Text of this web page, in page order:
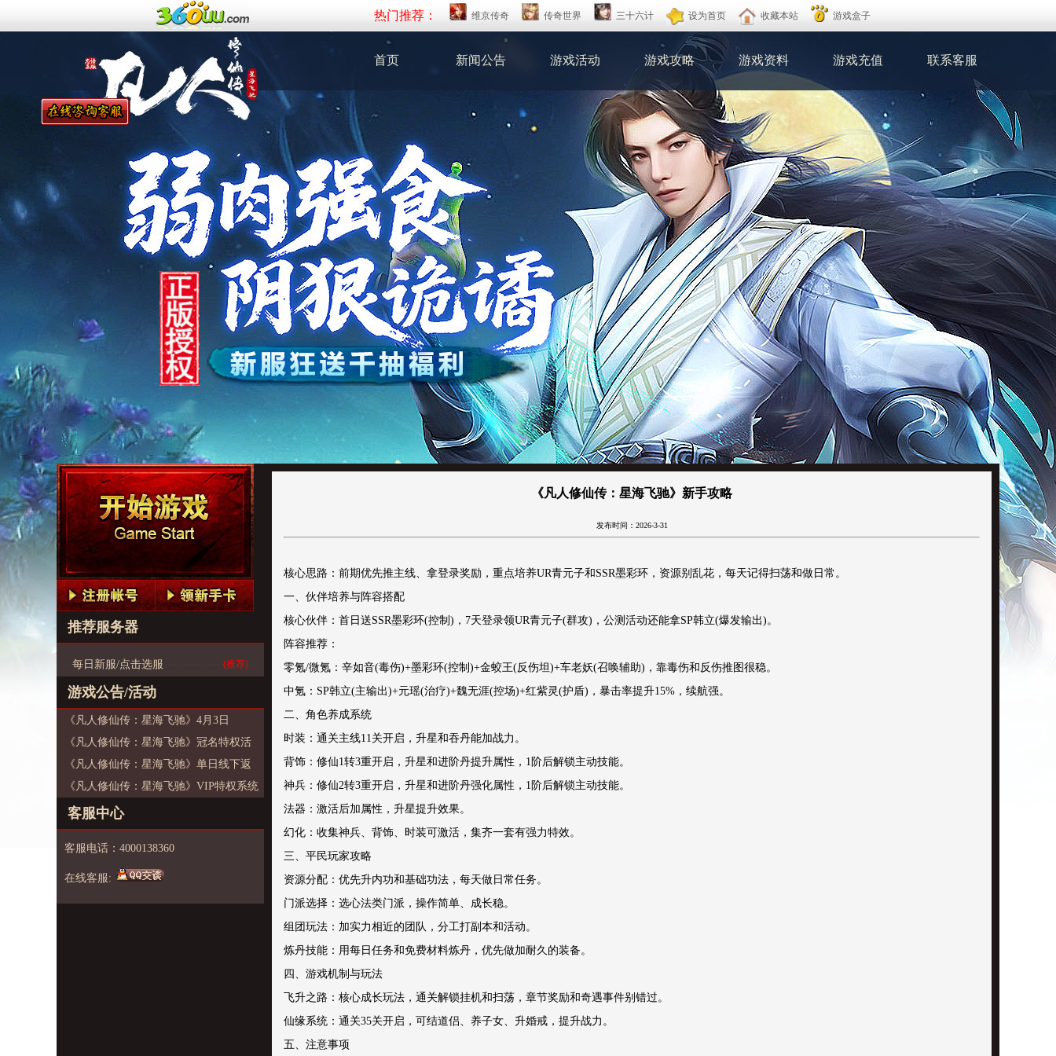
热门推荐： 维京传奇 传奇世界 三十六计 设为首页 收藏本站 游戏盒子
首页 新闻公告 游戏活动 游戏攻略 游戏资料 游戏充值 联系客服
推荐服务器
每日新服/点击选服 (推荐)
游戏公告/活动
《凡人修仙传：星海飞驰》4月3日
10:00:00首服开启
4-1
《凡人修仙传：星海飞驰》冠名特权活
动
3-31
《凡人修仙传：星海飞驰》单日线下返
利活动
《凡人修仙传：星海飞驰》VIP特权系统
客服中心
客服电话：4000138360
在线客服:
《凡人修仙传：星海飞驰》新手攻略
发布时间：2026-3-31
核心思路：前期优先推主线、拿登录奖励，重点培养UR青元子和SSR墨彩环，资源别乱花，每天记得扫荡和做日常。
一、伙伴培养与阵容搭配
核心伙伴：首日送SSR墨彩环(控制)，7天登录领UR青元子(群攻)，公测活动还能拿SP韩立(爆发输出)。
阵容推荐：
零氪/微氪：辛如音(毒伤)+墨彩环(控制)+金蛟王(反伤坦)+车老妖(召唤辅助)，靠毒伤和反伤推图很稳。
中氪：SP韩立(主输出)+元瑶(治疗)+魏无涯(控场)+红紫灵(护盾)，暴击率提升15%，续航强。
二、角色养成系统
时装：通关主线11关开启，升星和吞丹能加战力。
背饰：修仙1转3重开启，升星和进阶丹提升属性，1阶后解锁主动技能。
神兵：修仙2转3重开启，升星和进阶丹强化属性，1阶后解锁主动技能。
法器：激活后加属性，升星提升效果。
幻化：收集神兵、背饰、时装可激活，集齐一套有强力特效。
三、平民玩家攻略
资源分配：优先升内功和基础功法，每天做日常任务。
门派选择：选心法类门派，操作简单、成长稳。
组团玩法：加实力相近的团队，分工打副本和活动。
炼丹技能：用每日任务和免费材料炼丹，优先做加耐久的装备。
四、游戏机制与玩法
飞升之路：核心成长玩法，通关解锁挂机和扫荡，章节奖励和奇遇事件别错过。
仙缘系统：通关35关开启，可结道侣、养子女、升婚戒，提升战力。
五、注意事项